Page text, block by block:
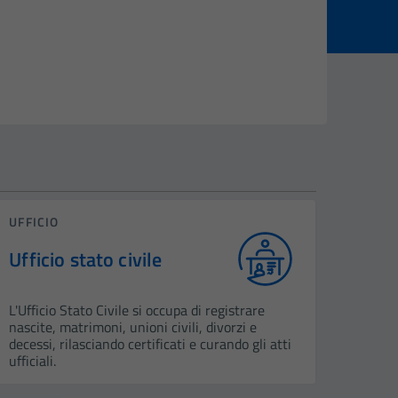
UFFICIO
Ufficio stato civile
L'Ufficio Stato Civile si occupa di registrare
nascite, matrimoni, unioni civili, divorzi e
decessi, rilasciando certificati e curando gli atti
ufficiali.